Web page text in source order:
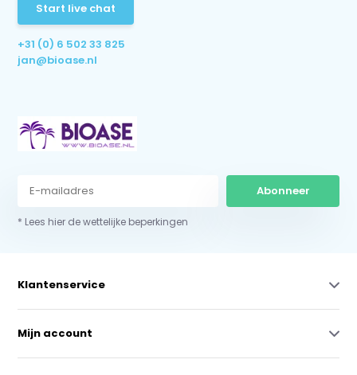
Start live chat
+31 (0) 6 502 33 825
jan@bioase.nl
Abonneer
* Lees hier de wettelijke beperkingen
Klantenservice
Mijn account